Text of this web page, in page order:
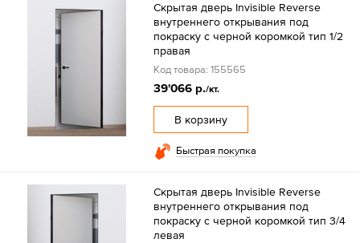
Скрытая дверь Invisible Reverse
внутреннего открывания под
покраску с черной коромкой тип 1/2
правая
Код товара: 155565
39'066 р./кт.
В корзину
Быстрая покупка
Скрытая дверь Invisible Reverse
внутреннего открывания под
покраску с черной коромкой тип 3/4
левая